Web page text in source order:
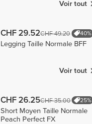
Voir tout
CHF 29.52CHF 49.20 40%
Legging Taille Normale BFF
Voir tout
CHF 26.25CHF 35.00 25%
Short Moyen Taille Normale
Peach Perfect FX